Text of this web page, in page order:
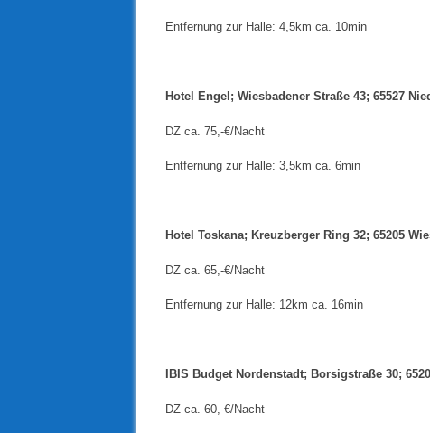
Entfernung zur Halle: 4,5km ca. 10min
Hotel Engel; Wiesbadener Straße 43; 65527
DZ ca. 75,-€/Nacht
Entfernung zur Halle: 3,5km ca. 6min
Hotel Toskana; Kreuzberger Ring 32; 65205
DZ ca. 65,-€/Nacht
Entfernung zur Halle: 12km ca. 16min
IBIS Budget Nordenstadt; Borsigstraße 30;
DZ ca. 60,-€/Nacht